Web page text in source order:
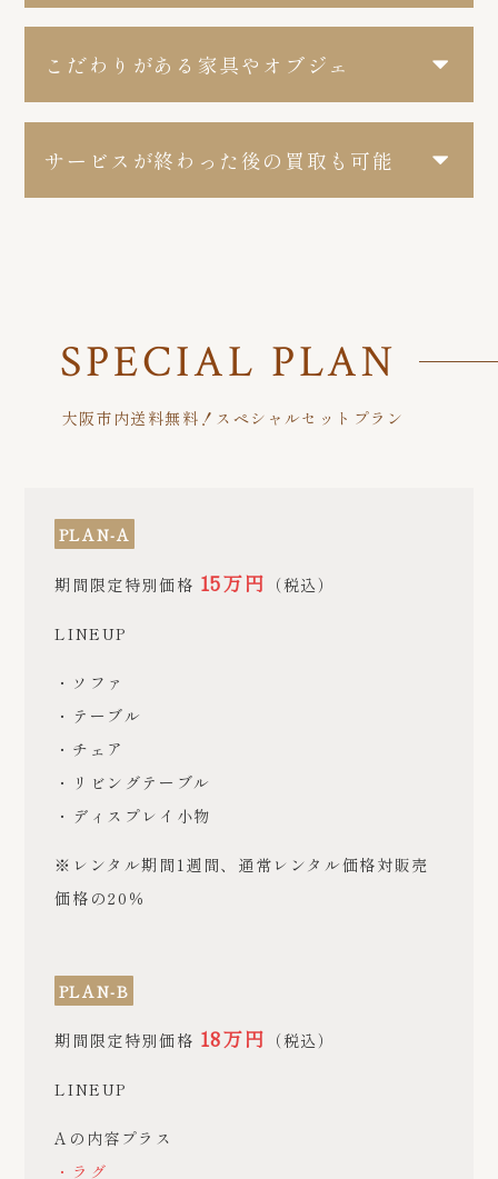
こだわりがある家具やオブジェ
サービスが終わった後の買取も可能
SPECIAL PLAN
大阪市内送料無料！スペシャルセットプラン
PLAN-A
期間限定特別価格 15万円 （税込）
LINEUP
・ソファ
・テーブル
・チェア
・リビングテーブル
・ディスプレイ小物
※レンタル期間1週間、通常レンタル価格対販売
価格の20％
PLAN-B
期間限定特別価格 18万円 （税込）
LINEUP
Aの内容プラス
・ラグ